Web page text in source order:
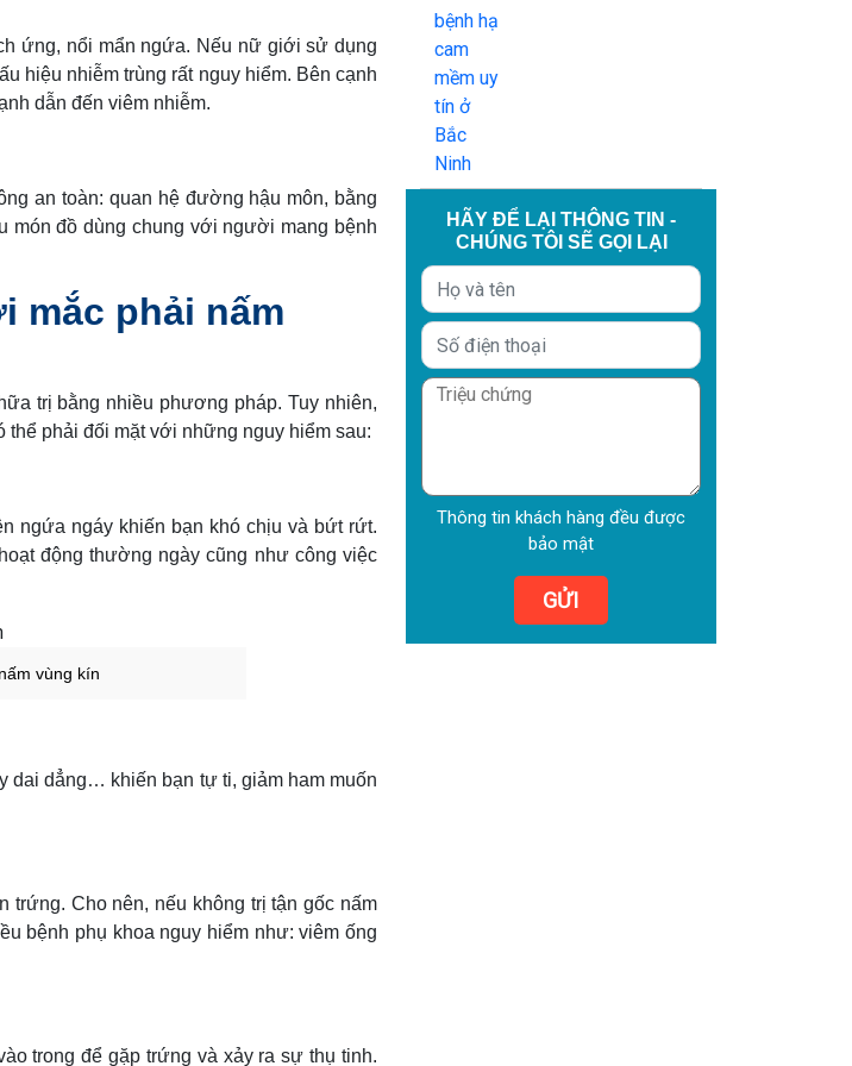
ứng, nổi mẩn ngứa. Nếu nữ giới sử dụng
hiệu nhiễm trùng rất nguy hiểm. Bên cạnh
dẫn đến viêm nhiễm.
an toàn: quan hệ đường hậu môn, bằng
món đồ dùng chung với người mang bệnh
mắc phải nấm
trị bằng nhiều phương pháp. Tuy nhiên,
phải đối mặt với những nguy hiểm sau:
ngứa ngáy khiến bạn khó chịu và bứt rứt.
động thường ngày cũng như công việc
vùng kín
dai dẳng… khiến bạn tự ti, giảm ham muốn
trứng. Cho nên, nếu không trị tận gốc nấm
bệnh phụ khoa nguy hiểm như: viêm ống
trong để gặp trứng và xảy ra sự thụ tinh.
HÃY ĐỂ LẠI THÔNG TIN -
CHÚNG TÔI SẼ GỌI LẠI
Thông tin khách hàng đều được
bảo mật
GỬI